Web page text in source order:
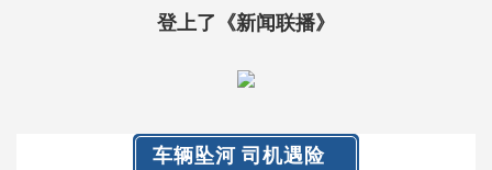
登上了《新闻联播》
车辆坠河 司机遇险